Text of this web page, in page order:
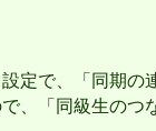
で、「同期
「同級生の